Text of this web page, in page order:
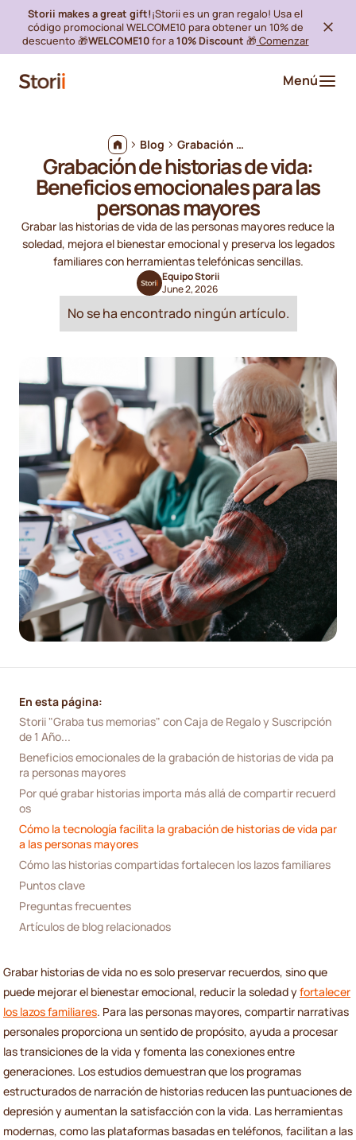
Storii makes a great gift!¡Storii es un gran regalo! Usa el
código promocional WELCOME10 para obtener un 10% de
descuento 🎁WELCOME10for a10% Discount 🎁 Comenzar
Menú
Blog Grabación de historias de vida: Beneficios emocionales para las personas mayores
Grabación de historias de vida:
Beneficios emocionales para las
personas mayores
Grabar las historias de vida de las personas mayores reduce la
soledad, mejora el bienestar emocional y preserva los legados
familiares con herramientas telefónicas sencillas.
Equipo Storii
June 2, 2026
No se ha encontrado ningún artículo.
En esta página:
Storii "Graba tus memorias" con Caja de Regalo y Suscripción
de 1 Año...
Beneficios emocionales de la grabación de historias de vida pa
ra personas mayores
Por qué grabar historias importa más allá de compartir recuerd
os
Cómo la tecnología facilita la grabación de historias de vida par
a las personas mayores
Cómo las historias compartidas fortalecen los lazos familiares
Puntos clave
Preguntas frecuentes
Artículos de blog relacionados
Grabar historias de vida no es solo preservar recuerdos, sino que
puede mejorar el bienestar emocional, reducir la soledad yfortalecer
los lazos familiares. Para las personas mayores, compartir narrativas
personales proporciona un sentido de propósito, ayuda a procesar
las transiciones de la vida y fomenta las conexiones entre
generaciones. Los estudios demuestran que los programas
estructurados de narración de historias reducen las puntuaciones de
depresión y aumentan la satisfacción con la vida. Las herramientas
modernas, como las plataformas basadas en teléfonos, facilitan a las